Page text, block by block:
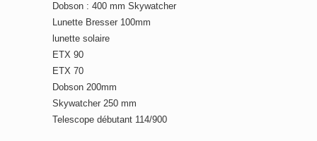
Dobson : 400 mm Skywatcher
Lunette Bresser 100mm
lunette solaire
ETX 90
ETX 70
Dobson 200mm
Skywatcher 250 mm
Telescope débutant 114/900